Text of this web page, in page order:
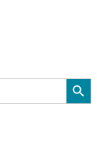
Search Button